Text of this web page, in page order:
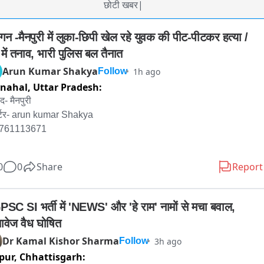
छोटी खबर|
-मैनपुरी में लुका-छिपी खेल रहे युवक की पीट-पीटकर हत्या /
में तनाव, भारी पुलिस बल तैनात
Arun Kumar Shakya Follow 1h ago
Uttar Pradesh:
मैनपुरी
arun kumar Shakya
-मैनपुरी में लुका-छिपी खेल रहे युवक की पीट-पीटकर हत्या / गांव में तनाव, भारी
मैनपुरी से सनसनीखेज खबर सामने आई है जहां सिर्फ एक मजाक... एक खेल... एक
जान ले गया। घिरोर थाना क्षेत्र के कोसमा हिनूद गांव में नकाब पहनकर अपने
के साथ लुका-छिपी खेल रहे 20 साल के युवक को गांव के ही कुछ लोगों ने
0 Share Report
SI भर्ती में 'NEWS' और 'हे राम' नामों से मचा बवाल,
वैध घोषित
Dr Kamal Kishor Sharma Follow 3h ago
Chhattisgarh: